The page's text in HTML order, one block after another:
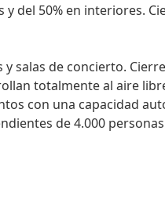
del 50% en interiores.
salas de concierto.
totalmente al aire
con una capacidad
de 4.000